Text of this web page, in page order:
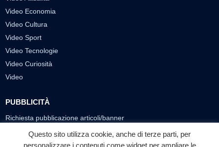
Video Economia
Video Cultura
Video Sport
Video Tecnologie
Video Curiosità
Video
PUBBLICITÀ
Richiesta pubblicazione articoli/banner
SEGUICI SUI SOCIAL
Questo sito utilizza cookie, anche di terze parti, per
personalizzare i contenuti come widget per ampliare le